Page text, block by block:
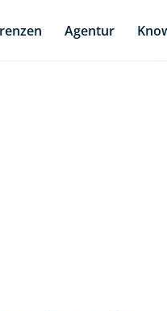
Agentur